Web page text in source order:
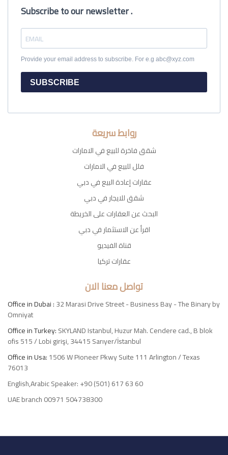
Subscribe to our newsletter .
Provide your email address to subscribe. For e.g abc@xyz.com
SUBSCRIBE
روابط سريعة
شقق فاخرة للبيع في الامارات
فلل للبيع في الامارات
عقارات إعادة البيع في دبي
شقق للايجار في دبي
البحث عن العقارات على الخريطة
اقرأ عن الاستثمار في دبي
قناة الفيديو
عقارات تركيا
تواصل معنا الان
Office in Dubai :32 Marasi Drive Street - Business Bay - The Binary by
Omniyat
Office in Turkey:SKYLAND Istanbul, Huzur Mah. Cendere cad., B blok
ofis 515 / Lobi girişi, 34415 Sarıyer/İstanbul
Office in Usa:1506 W Pioneer Pkwy Suite 111 Arlington / Texas
76013
English,Arabic Speaker: +90 (501) 617 63 60
UAE branch 00971 504738300